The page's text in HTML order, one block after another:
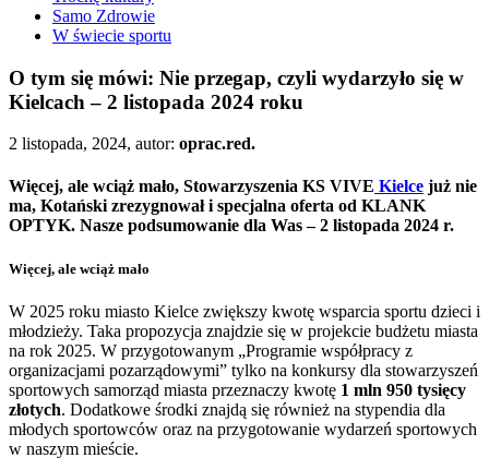
Samo Zdrowie
W świecie sportu
O tym się mówi: Nie przegap, czyli wydarzyło się w
Kielcach – 2 listopada 2024 roku
2 listopada, 2024, autor: oprac.red.
Więcej, ale wciąż mało, Stowarzyszenia KS VIVE Kielce już nie
ma, Kotański zrezygnował i specjalna oferta od KLANK
OPTYK. Nasze podsumowanie dla Was – 2 listopada 2024 r.
Więcej, ale wciąż mało
W 2025 roku miasto Kielce zwiększy kwotę wsparcia sportu dzieci i
młodzieży. Taka propozycja znajdzie się w projekcie budżetu miasta
na rok 2025. W przygotowanym „Programie współpracy z
organizacjami pozarządowymi” tylko na konkursy dla stowarzyszeń
sportowych samorząd miasta przeznaczy kwotę 1 mln 950 tysięcy
złotych. Dodatkowe środki znajdą się również na stypendia dla
młodych sportowców oraz na przygotowanie wydarzeń sportowych
w naszym mieście.